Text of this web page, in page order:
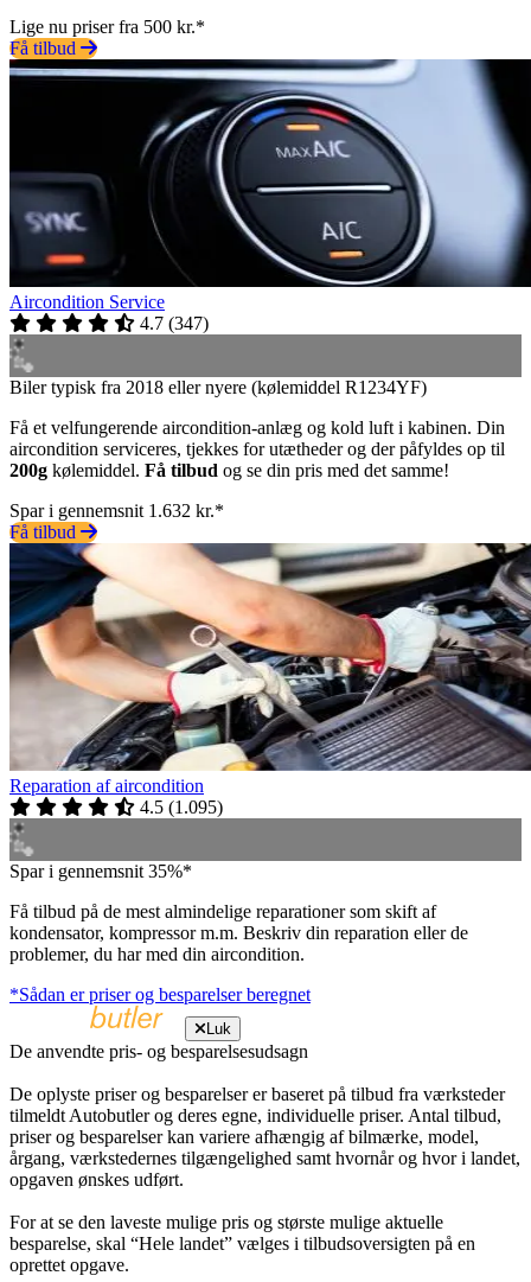
Lige nu priser fra 500 kr.*
Få tilbud
Aircondition Service
4.7 (347)
Biler typisk fra 2018 eller nyere (kølemiddel R1234YF)
Få et velfungerende aircondition-anlæg og kold luft i kabinen. Din
aircondition serviceres, tjekkes for utætheder og der påfyldes op til
200g kølemiddel. Få tilbud og se din pris med det samme!
Spar i gennemsnit 1.632 kr.*
Få tilbud
Reparation af aircondition
4.5 (1.095)
Spar i gennemsnit 35%*
Få tilbud på de mest almindelige reparationer som skift af
kondensator, kompressor m.m. Beskriv din reparation eller de
problemer, du har med din aircondition.
*Sådan er priser og besparelser beregnet
Luk
De anvendte pris- og besparelsesudsagn
De oplyste priser og besparelser er baseret på tilbud fra værksteder
tilmeldt Autobutler og deres egne, individuelle priser. Antal tilbud,
priser og besparelser kan variere afhængig af bilmærke, model,
årgang, værkstedernes tilgængelighed samt hvornår og hvor i landet,
opgaven ønskes udført.
For at se den laveste mulige pris og største mulige aktuelle
besparelse, skal “Hele landet” vælges i tilbudsoversigten på en
oprettet opgave.